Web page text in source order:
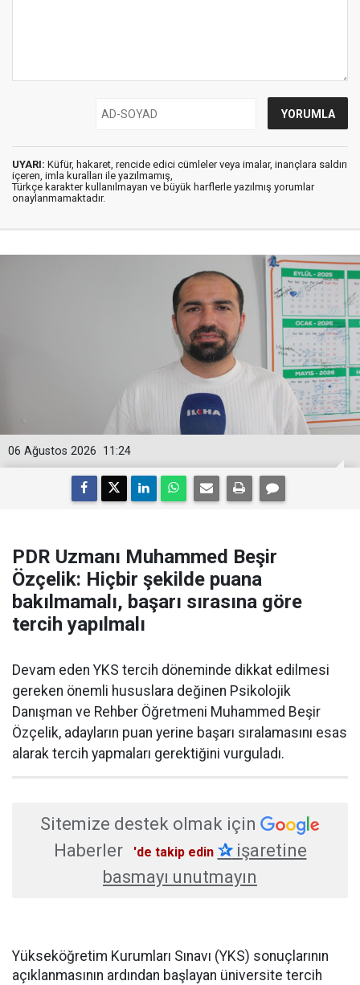
UYARI: Küfür, hakaret, rencide edici cümleler veya imalar, inançlara saldırı
içeren, imla kuralları ile yazılmamış,
Türkçe karakter kullanılmayan ve büyük harflerle yazılmış yorumlar
onaylanmamaktadır.
11:24
06 Ağustos 2026
PDR Uzmanı Muhammed Beşir
Özçelik: Hiçbir şekilde puana
bakılmamalı, başarı sırasına göre
tercih yapılmalı
Devam eden YKS tercih döneminde dikkat edilmesi
gereken önemli hususlara değinen Psikolojik
Danışman ve Rehber Öğretmeni Muhammed Beşir
Özçelik, adayların puan yerine başarı sıralamasını esas
alarak tercih yapmaları gerektiğini vurguladı.
Sitemize destek olmak için
Haberler
'de takip edin ✰işaretine
basmayı unutmayın
Yükseköğretim Kurumları Sınavı (YKS) sonuçlarının
açıklanmasının ardından başlayan üniversite tercih